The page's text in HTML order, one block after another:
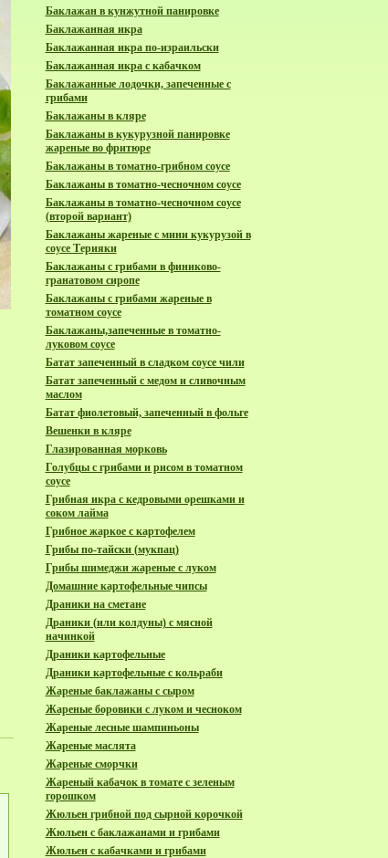
Баклажан в кунжутной панировке
Баклажанная икра
Баклажанная икра по-израильски
Баклажанная икра с кабачком
Баклажанные лодочки, запеченные с
грибами
Баклажаны в кляре
Баклажаны в кукурузной панировке
жареные во фритюре
Баклажаны в томатно-грибном соусе
Баклажаны в томатно-чесночном соусе
Баклажаны в томатно-чесночном соусе
(второй вариант)
Баклажаны жареные с мини кукурузой в
соусе Терияки
Баклажаны с грибами в финиково-
гранатовом сиропе
Баклажаны с грибами жареные в
томатном соусе
Баклажаны,запеченные в томатно-
луковом соусе
Батат запеченный в сладком соусе чили
Батат запеченный с медом и сливочным
маслом
Батат фиолетовый, запеченный в фольге
Вешенки в кляре
Глазированная морковь
Голубцы с грибами и рисом в томатном
соусе
Грибная икра с кедровыми орешками и
соком лайма
Грибное жаркое с картофелем
Грибы по-тайски (мукпац)
Грибы шимеджи жареные с луком
Домашние картофельные чипсы
Драники на сметане
Драники (или колдуны) с мясной
начинкой
Драники картофельные
Драники картофельные с кольраби
Жареные баклажаны с сыром
Жареные боровики с луком и чесноком
Жареные лесные шампиньоны
Жареные маслята
Жареные сморчки
Жареный кабачок в томате с зеленым
горошком
Жюльен грибной под сырной корочкой
Жюльен с баклажанами и грибами
Жюльен с кабачками и грибами